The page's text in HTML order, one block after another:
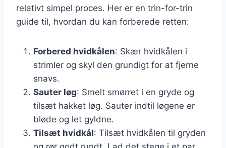
relativt simpel proces. Her er en trin-for-trin
guide til, hvordan du kan forberede retten:
Forbered hvidkålen: Skær hvidkålen i
strimler og skyl den grundigt for at fjerne
snavs.
Sauter løg: Smelt smørret i en gryde og
tilsæt hakket løg. Sauter indtil løgene er
bløde og let gyldne.
Tilsæt hvidkål: Tilsæt hvidkålen til gryden